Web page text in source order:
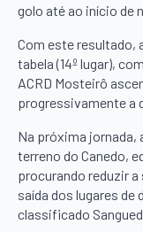
golo até ao início de
Com este resultado,
tabela (14º lugar),
ACRD Mosteirô
progressivamente a
Na próxima jornada,
terreno do Canedo,
procurando reduzir
saída dos lugares de
classificado